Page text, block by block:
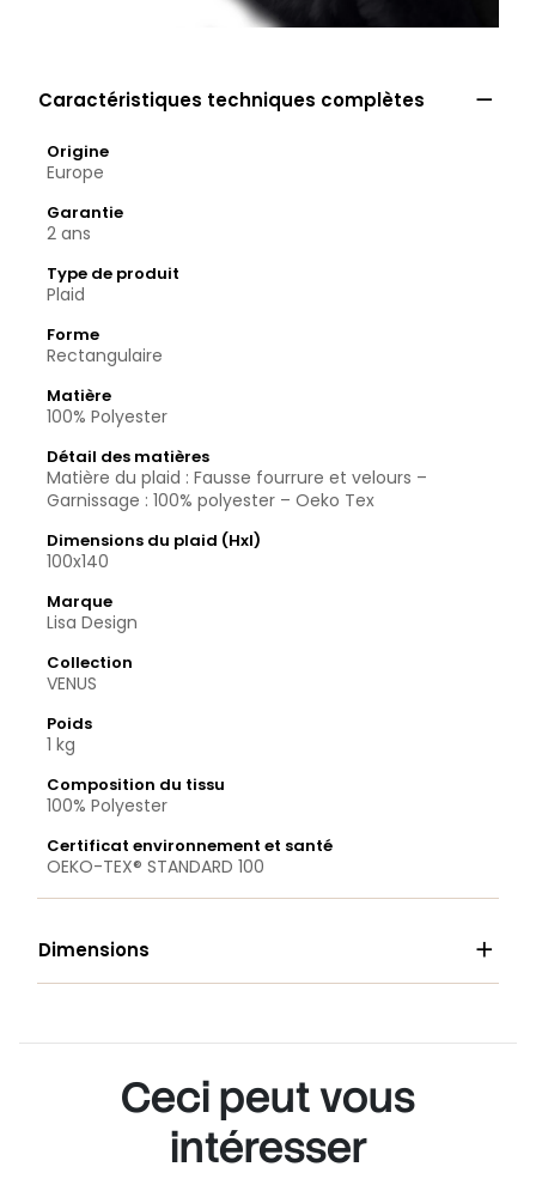
Caractéristiques techniques complètes 
Origine
Europe
Garantie
2 ans
Type de produit
Plaid
Forme
Rectangulaire
Matière
100% Polyester
Détail des matières
Matière du plaid : Fausse fourrure et velours –
Garnissage : 100% polyester – Oeko Tex
Dimensions du plaid (Hxl)
100x140
Marque
Lisa Design
Collection
VENUS
Poids
1 kg
Composition du tissu
100% Polyester
Certificat environnement et santé
OEKO-TEX® STANDARD 100
Dimensions 
Ceci peut vous
intéresser